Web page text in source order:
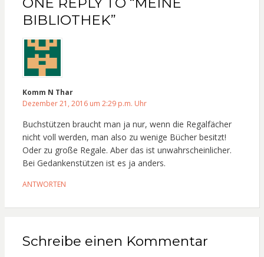
BIBLIOTHEK”
Komm N Thar
Dezember 21, 2016 um 2:29 p.m. Uhr
Buchstützen braucht man ja nur, wenn die Regalfächer
nicht voll werden, man also zu wenige Bücher besitzt!
Oder zu große Regale. Aber das ist unwahrscheinlicher.
Bei Gedankenstützen ist es ja anders.
ANTWORTEN
Schreibe einen Kommentar